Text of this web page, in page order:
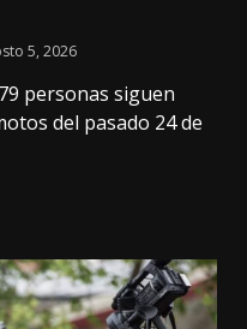
5, 2026
personas siguen
del pasado 24 de